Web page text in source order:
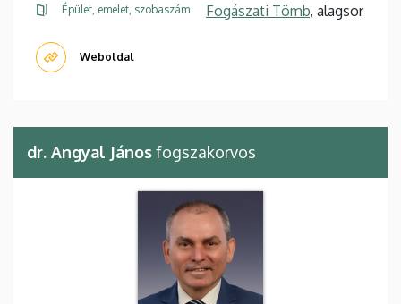
Épület, emelet, szobaszám Fogászati Tömb, alagsor
Weboldal
dr. Angyal Jánosfogszakorvos